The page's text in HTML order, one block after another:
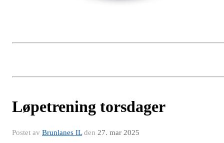
Løpetrening torsdager
Postet av Brunlanes ILden 27. mar 2025